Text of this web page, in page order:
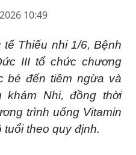
10:49
tế Thiếu nhi 1/6, Bệnh
III tổ chức chương
bé đến tiêm ngừa và
khám Nhi, đồng thời
trình uống Vitamin
tuổi theo quy định.